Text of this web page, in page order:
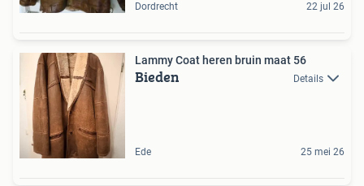
Dordrecht 22 jul 26
Lammy Coat heren bruin maat 56
Bieden Details
Ede 25 mei 26